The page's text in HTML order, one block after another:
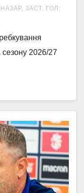
ЗАСТ. ГОЛ.
сезону 2026/27